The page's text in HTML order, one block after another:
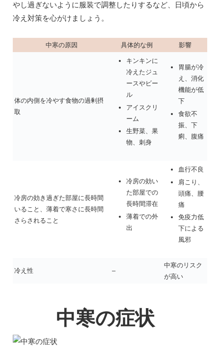
やし過ぎないように服装で調整したりするなど、日頃から
冷え対策を心がけましょう。
中寒の原因 具体的な例 影響
体の内側を冷やす食物の過剰摂
取
キンキンに
冷えたジュ
ースやビー
ル
アイスクリ
ーム
生野菜、果
物、刺身
胃腸が冷
え、消化
機能が低
下
食欲不
振、下
痢、腹痛
冷房の効き過ぎた部屋に長時間
いること、薄着で寒さに長時間
さらされること
冷房の効い
た部屋での
長時間滞在
薄着での外
出
血行不良
肩こり、
頭痛、腰
痛
免疫力低
下による
風邪
冷え性 –
中寒のリスク
が高い
中寒の症状